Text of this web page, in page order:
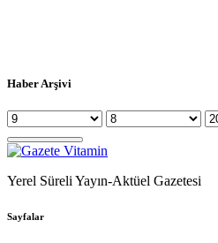
Haber Arşivi
Yerel Süreli Yayın-Aktüel Gazetesi
Sayfalar